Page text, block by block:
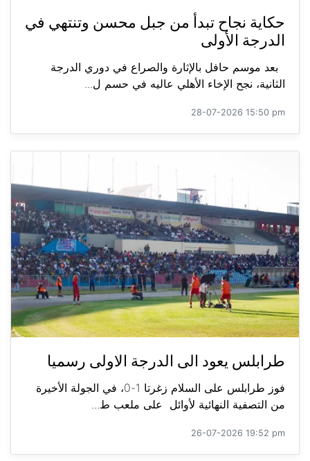
حكاية نجاح تبدأ من جبل محسن وتنتهي في
الدرجة الأولى
بعد موسم حافل بالإثارة والصراع في دوري الدرجة
الثانية، نجح الإخاء الأهلي عاليه في حسم ل...
28-07-2026 15:50 pm
طرابلس يعود الى الدرجة الاولى رسميا
فوز طرابلس على السلام زغرتا 1-0، في الجولة الأخيرة
من التصفية النهائية لأوائل على ملعب ط...
26-07-2026 19:52 pm